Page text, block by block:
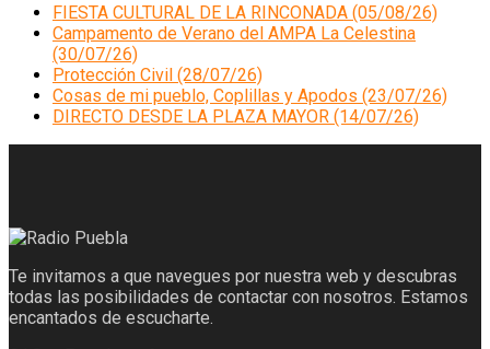
FIESTA CULTURAL DE LA RINCONADA (05/08/26)
Campamento de Verano del AMPA La Celestina
(30/07/26)
Protección Civil (28/07/26)
Cosas de mi pueblo, Coplillas y Apodos (23/07/26)
DIRECTO DESDE LA PLAZA MAYOR (14/07/26)
Te invitamos a que navegues por nuestra web y descubras
todas las posibilidades de contactar con nosotros. Estamos
encantados de escucharte.